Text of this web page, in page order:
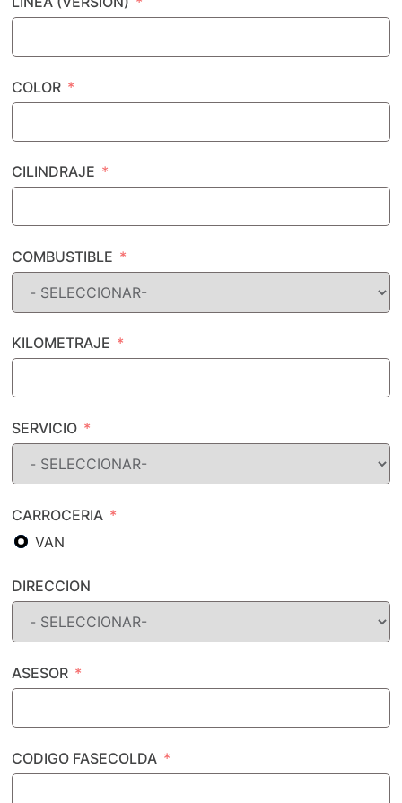
COLOR
CILINDRAJE
COMBUSTIBLE
KILOMETRAJE
SERVICIO
CARROCERIA
VAN
DIRECCION
ASESOR
CODIGO FASECOLDA